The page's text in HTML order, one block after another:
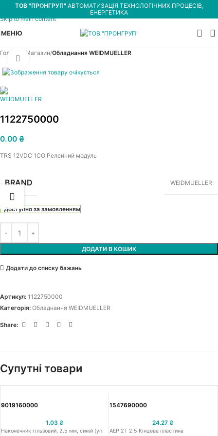
Skip to navigation
Skip to main content
ТОВ "ПРОНГРУП" АВТОМАТИЗАЦІЯ ТЕХНОЛОГІЧНИХ ПРОЦЕСІВ,
ЕНЕРГЕТИКА
МЕНЮ
Головна Магазин Обладнання WEIDMUELLER
1122750000
0.00 ₴
TRS 12VDC 1CO Релейний модуль
BRAND WEIDMUELLER
Доступно за замовленням
ДОДАТИ В КОШИК
Додати до списку бажань
Артикул: 1122750000
Категорія: Обладнання WEIDMUELLER
Share:
Супутні товари
9019160000
1.03 ₴
Наконечник гільзовий, 2.5 мм, синій (уп
1547690000
24.27 ₴
AEP 2T 2.5 Кінцева пластина